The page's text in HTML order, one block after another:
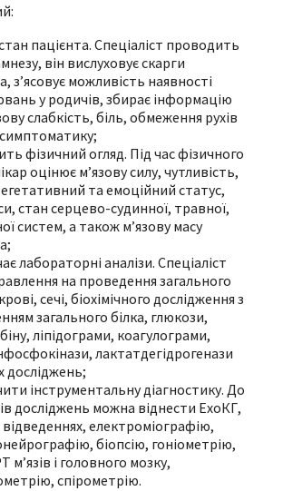
пацієнта. Спеціаліст проводить
він вислуховує скарги
з’ясовує можливість наявності
у родичів, збирає інформацію
слабкість, біль, обмеження рухів
фізичний огляд. Під час фізичного
оцінює м’язову силу, чутливість,
та емоційний статус,
стан серцево-судинної, травної,
систем, а також м’язову масу
лабораторні аналізи. Спеціаліст
на проведення загального
сечі, біохімічного дослідження з
загального білка, глюкози,
ліпідограми, коагулограми,
лактатдегідрогенази
досліджень;
інструментальну діагностику. До
досліджень можна віднести ЕхоКГ,
відведеннях, електроміографію,
біопсію, гоніометрію,
і головного мозку,
спірометрію.